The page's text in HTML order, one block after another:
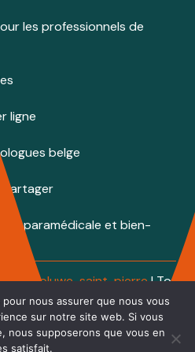
les professionnels de
ligne
belge
partager
paramédicale et bien-
Woluwe-saint-pierre | Tous
– Des services qui
Pour psychologues,
et hypnotherapeutes.
nous assurer que nous vous
sur notre site web. Si vous
nous supposerons que vous en
satisfait.